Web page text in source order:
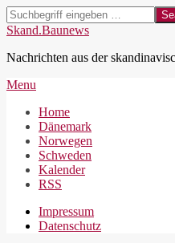
Skip
to
Search
Skand.Baunews
Nachrichten aus der
Secondary
Menu
Menu
Home
Dänemark
Norwegen
Schweden
Kalender
RSS
Impressum
Datenschutz